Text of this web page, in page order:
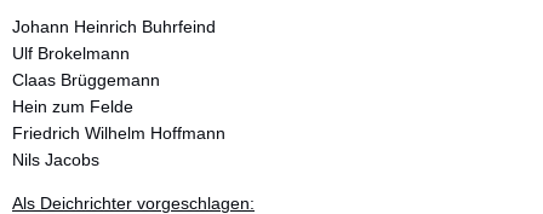
Johann Heinrich Buhrfeind
Ulf Brokelmann
Claas Brüggemann
Hein zum Felde
Friedrich Wilhelm Hoffmann
Nils Jacobs
Als Deichrichter vorgeschlagen: